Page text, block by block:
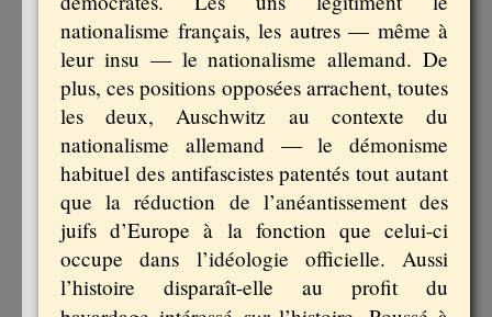
nationalisme français, les autres — même à
leur insu — le nationalisme allemand. De
plus, ces positions opposées arrachent, toutes
les deux, Auschwitz au contexte du
nationalisme allemand — le démonisme
habituel des antifascistes patentés tout autant
que la réduction de l’anéantissement des
juifs d’Europe à la fonction que celui-ci
occupe dans l’idéologie officielle. Aussi
l’histoire disparaît-elle au profit du